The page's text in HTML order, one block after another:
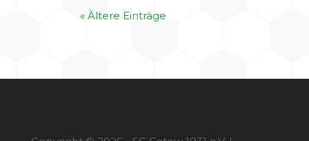
« Ältere Einträge